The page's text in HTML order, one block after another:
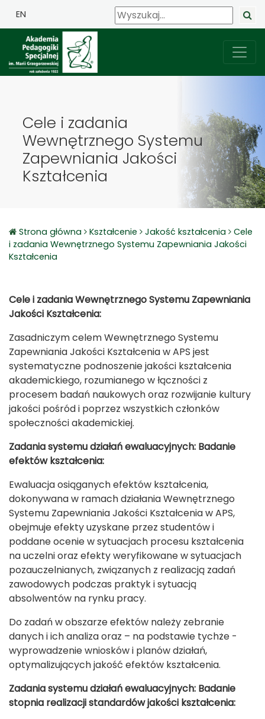
EN
Cele i zadania
Wewnętrznego Systemu
Zapewniania Jakości
Kształcenia
Strona główna Kształcenie Jakość kształcenia
Cele
i zadania Wewnętrznego Systemu Zapewniania Jakości
Kształcenia
Cele i zadania Wewnętrznego Systemu Zapewniania
Jakości Kształcenia:
Zasadniczym celem Wewnętrznego Systemu
Zapewniania Jakości Kształcenia w APS jest
systematyczne podnoszenie jakości kształcenia
akademickiego, rozumianego w łączności z
procesem badań naukowych oraz rozwijanie kultury
jakości pośród i poprzez wszystkich członków
społeczności akademickiej.
Zadania systemu działań ewaluacyjnych: Badanie
efektów kształcenia:
Ewaluacja osiąganych efektów kształcenia,
dokonywana w ramach działania Wewnętrznego
Systemu Zapewniania Jakości Kształcenia w APS,
obejmuje efekty uzyskane przez studentów i
poddane ocenie w sytuacjach procesu kształcenia
na uczelni oraz efekty weryfikowane w sytuacjach
pozauczelnianych, związanych z realizacją zadań
zawodowych podczas praktyk i sytuacją
absolwentów na rynku pracy.
Do zadań w obszarze efektów należy zebranie
danych i ich analiza oraz – na podstawie tychże -
wyprowadzenie wniosków i planów działań,
optymalizujących jakość efektów kształcenia.
Zadania systemu działań ewaluacyjnych: Badanie
stopnia realizacji standardów jakości kształcenia: